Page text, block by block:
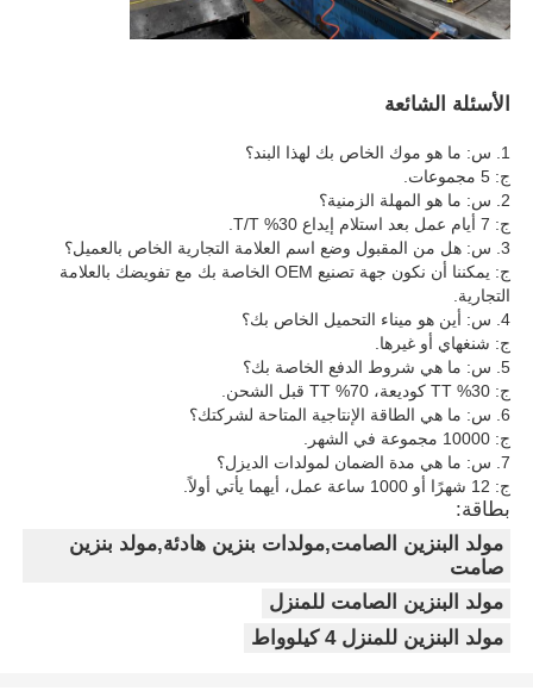
الأسئلة الشائعة
1. س: ما هو موك الخاص بك لهذا البند؟
ج: 5 مجموعات.
2. س: ما هو المهلة الزمنية؟
ج: 7 أيام عمل بعد استلام إيداع 30% T/T.
3. س: هل من المقبول وضع اسم العلامة التجارية الخاص بالعميل؟
ج: يمكننا أن نكون جهة تصنيع OEM الخاصة بك مع تفويضك بالعلامة
التجارية.
4. س: أين هو ميناء التحميل الخاص بك؟
ج: شنغهاي أو غيرها.
5. س: ما هي شروط الدفع الخاصة بك؟
ج: 30% TT كوديعة، 70% TT قبل الشحن.
6. س: ما هي الطاقة الإنتاجية المتاحة لشركتك؟
ج: 10000 مجموعة في الشهر.
7. س: ما هي مدة الضمان لمولدات الديزل؟
ج: 12 شهرًا أو 1000 ساعة عمل، أيهما يأتي أولاً.
بطاقة:
مولد البنزين الصامت,مولدات بنزين هادئة,مولد بنزين
صامت
مولد البنزين الصامت للمنزل
مولد البنزين للمنزل 4 كيلوواط